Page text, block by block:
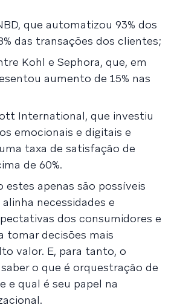
que automatizou 93% dos
das transações dos clientes;
Kohl e Sephora, que, em
aumento de 15% nas
International, que investiu
emocionais e digitais e
taxa de satisfação de
de 60%.
estes apenas são possíveis
necessidades e
dos consumidores e
tomar decisões mais
valor. E, para tanto, o
o que é orquestração de
e qual é seu papel na